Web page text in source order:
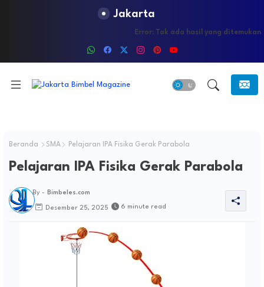
Jakarta
Error: Tak ada hasil yang ditemukan
Beranda SMA Pelajaran IPA Fisika Gerak Parabola
Pelajaran IPA Fisika Gerak Parabola
By - Bimbeles.com
Desember 25, 2025 6 minute read